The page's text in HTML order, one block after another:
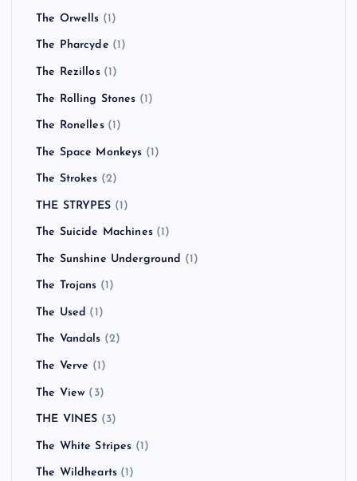
The Orwells (1)
The Pharcyde (1)
The Rezillos(1)
The Rolling Stones (1)
The Ronelles(1)
The Space Monkeys (1)
The Strokes (2)
THE STRYPES (1)
The Suicide Machines(1)
The Sunshine Underground (1)
The Trojans (1)
The Used (1)
The Vandals (2)
The Verve (1)
The View (3)
THE VINES (3)
The White Stripes (1)
The Wildhearts (1)